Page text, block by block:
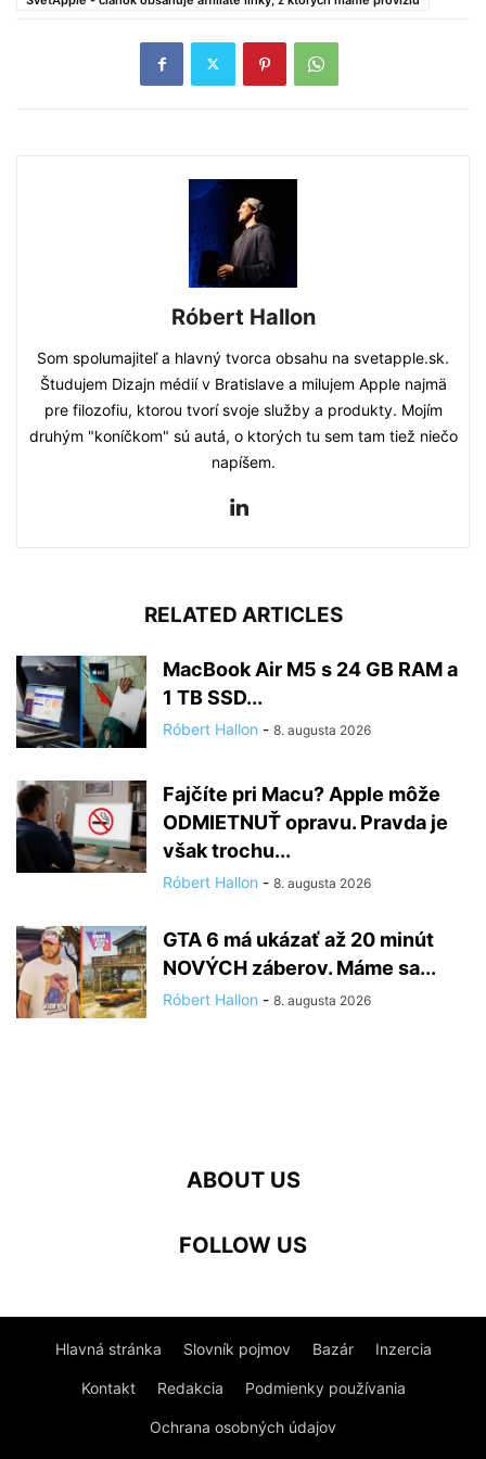
Róbert Hallon
Som spolumajiteľ a hlavný tvorca obsahu na svetapple.sk.
Študujem Dizajn médií v Bratislave a milujem Apple najmä
pre filozofiu, ktorou tvorí svoje služby a produkty. Mojím
druhým "koníčkom" sú autá, o ktorých tu sem tam tiež niečo
napíšem.
RELATED ARTICLES
MacBook Air M5 s 24 GB RAM a
1 TB SSD...
Róbert Hallon - 8. augusta 2026
Fajčíte pri Macu? Apple môže
ODMIETNUŤ opravu. Pravda je
však trochu...
Róbert Hallon - 8. augusta 2026
GTA 6 má ukázať až 20 minút
NOVÝCH záberov. Máme sa...
Róbert Hallon - 8. augusta 2026
ABOUT US
FOLLOW US
Hlavná stránka Slovník pojmov Bazár Inzercia
Kontakt Redakcia Podmienky používania
Ochrana osobných údajov